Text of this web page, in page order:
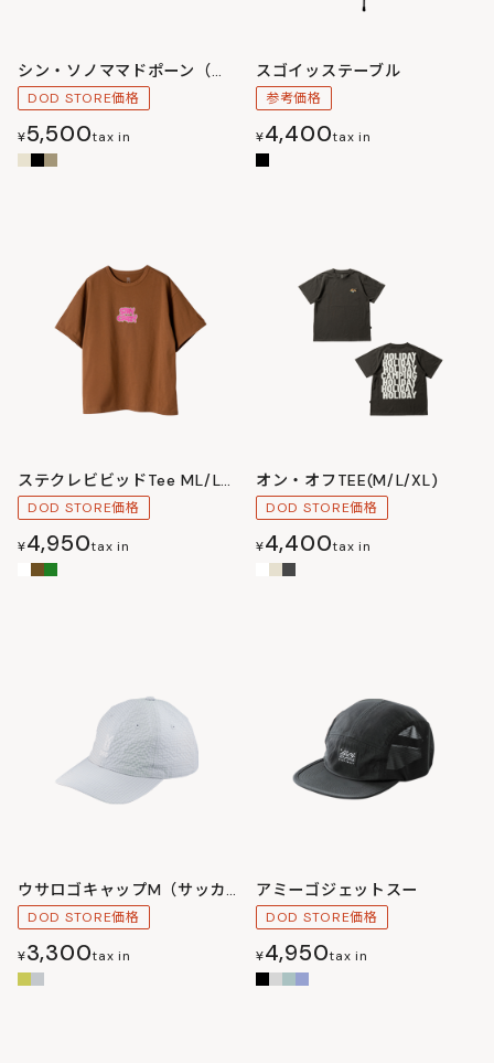
シン・ソノママドポーン（パンツ）M/L/XL
DOD STORE価格
¥5,500tax in
スゴイッステーブル
参考価格
¥4,400tax in
ステクレビビッドTee ML/LXL
DOD STORE価格
¥4,950tax in
オン・オフTEE(M/L/XL)
DOD STORE価格
¥4,400tax in
ウサロゴキャップM（サッカー）
DOD STORE価格
¥3,300tax in
アミーゴジェットスー
DOD STORE価格
¥4,950tax in